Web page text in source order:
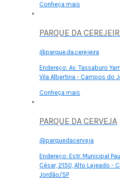
Conheça mais
PARQUE DA
@parque.da.cerejeira
Endereço: Av. Tassaburo
Vila Albertina - Campos do
Conheça mais
PARQUE DA CERVEJA
@parquedacerveja
Endereço: Estr. Municipal
César, 2150, Alto Lajeado -
Jordão/SP